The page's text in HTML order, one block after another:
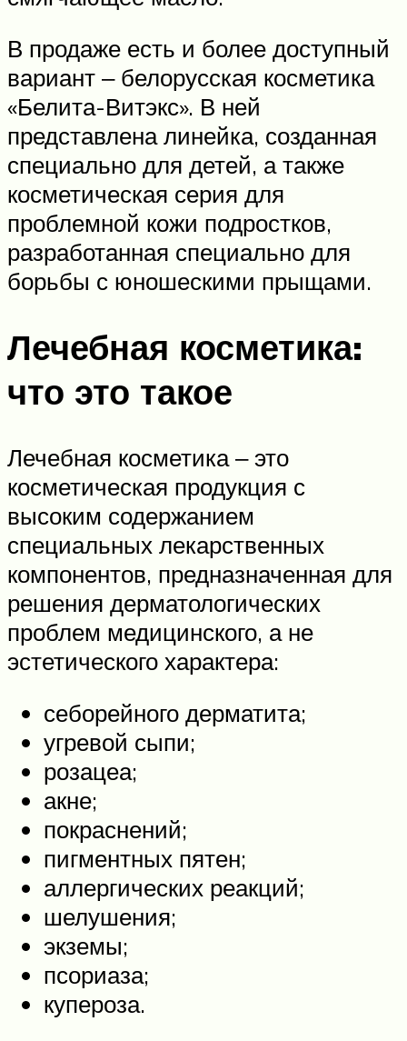
В продаже есть и более доступный
вариант ‒ белорусская косметика
«Белита-Витэкс». В ней
представлена линейка, созданная
специально для детей, а также
косметическая серия для
проблемной кожи подростков,
разработанная специально для
борьбы с юношескими прыщами.
Лечебная косметика:
что это такое
Лечебная косметика ‒ это
косметическая продукция с
высоким содержанием
специальных лекарственных
компонентов, предназначенная для
решения дерматологических
проблем медицинского, а не
эстетического характера:
себорейного дерматита;
угревой сыпи;
розацеа;
акне;
покраснений;
пигментных пятен;
аллергических реакций;
шелушения;
экземы;
псориаза;
купероза.